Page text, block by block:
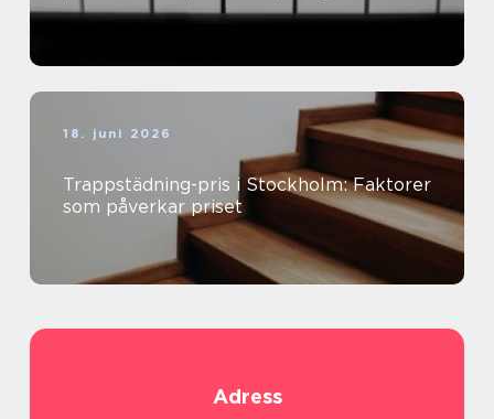
18. juni 2026
Trappstädning-pris i Stockholm: Faktorer
som påverkar priset
Adress